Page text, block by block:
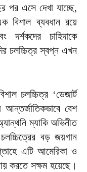
পর এসে দেখা যাচ্ছে,
বিশাল ব্যবধান রয়ে
চাহিদাকে
চলচ্চিত্র স্বপ্ন এখন
চলচ্চিত্র ‘ডেজার্ট
বেশ
ম্যাকি অভিনীত
বড় জয়গান
এটি আমেরিকা ও
করতে সক্ষম হয়েছে।